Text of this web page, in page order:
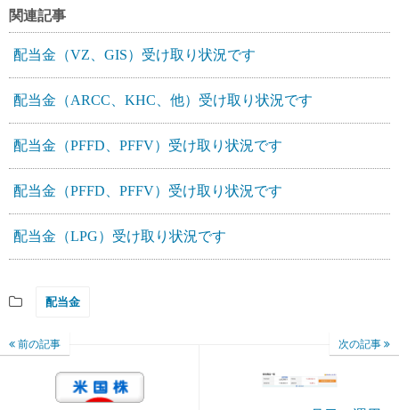
関連記事
配当金（VZ、GIS）受け取り状況です
配当金（ARCC、KHC、他）受け取り状況です
配当金（PFFD、PFFV）受け取り状況です
配当金（PFFD、PFFV）受け取り状況です
配当金（LPG）受け取り状況です
配当金
前の記事 次の記事